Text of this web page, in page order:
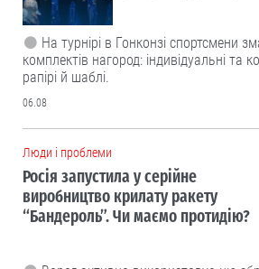
На турнірі в Гонконзі спортсмени
комплектів нагород: індивідуальні та
рапірі й шаблі.
06.08
Люди і проблеми
Росія запустила у серійне
виробництво крилату ракету
“Бандероль”. Чи маємо протидію?